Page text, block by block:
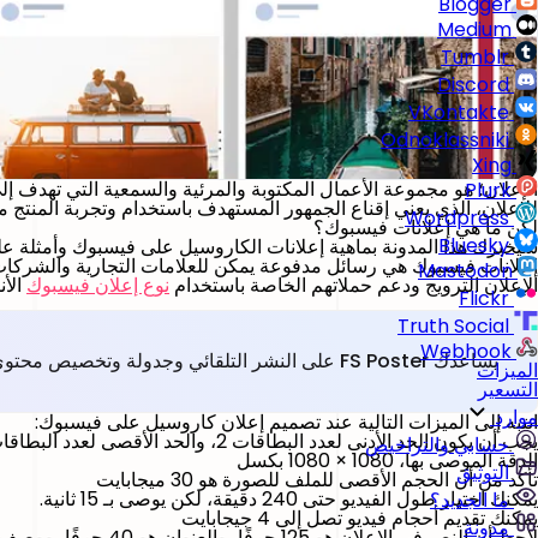
Medium
Tumblr
Discord
VKontakte
Odnoklassniki
Xing
Plurk
Wordpress
Bluesky
Mastodon
Flickr
الميزات
التسعير
موارد
حسابي والتراخيص
التوثيق
ما الجديد؟
مدونة
الإعلان؛ هو مجموعة الأعمال المكتوبة والمرئية والسمعية التي
للإعلان، الذي يعني إقناع الجمهور المستهدف باستخدام وتجربة المنتج
لكن ما هي إعلانات فيسبوك؟
سيخبرك هذا المدونة بماهية إعلانات الكاروسيل على فيسبوك
إعلانات فيسبوك هي رسائل مدفوعة يمكن للعلامات التجارية
الإعلان الترويج ودعم حملاتهم الخاصة باستخدام نوع إعلان فيسبوك
يساعدك FS Poster على النشر التلقائي وجدولة وتخصيص محتوى ووردبريس عبر الشبكات الاجتماعية.
انتبه إلى الميزات التالية عند تصميم إعلان كاروسيل على فيسبوك:
يجب أن يكون الحد الأدنى لعدد البطاقات 2، والحد الأقصى لعدد البطاقات 10
الدقة الموصى بها، 1080 × 1080 بكسل
تأكد من أن الحجم الأقصى للملف للصورة هو 30 ميجابايت
يمكنك اختيار طول الفيديو حتى 240 دقيقة، لكن يوصى بـ 15 ثانية.
يمكنك تقديم أحجام فيديو تصل إلى 4 جيجابايت